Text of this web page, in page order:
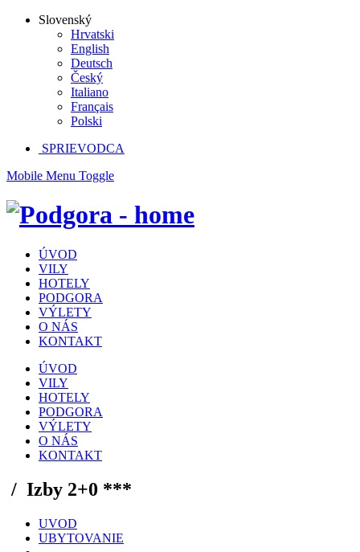
Slovenský
Hrvatski
English
Deutsch
Český
Italiano
Français
Polski
SPRIEVODCA
Mobile Menu Toggle
ÚVOD
VILY
HOTELY
PODGORA
VÝLETY
O NÁS
KONTAKT
ÚVOD
VILY
HOTELY
PODGORA
VÝLETY
O NÁS
KONTAKT
/ Izby 2+0 ***
UVOD
UBYTOVANIE